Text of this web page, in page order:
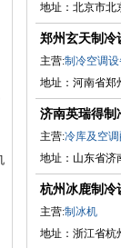
地址：北京市北
郑州玄天制冷
主营:制冷空调
地址：河南省郑
济南英瑞得制
主营:冷库及空
地址：山东省济
杭州冰鹿制冷
主营:制冰机
地址：浙江省杭